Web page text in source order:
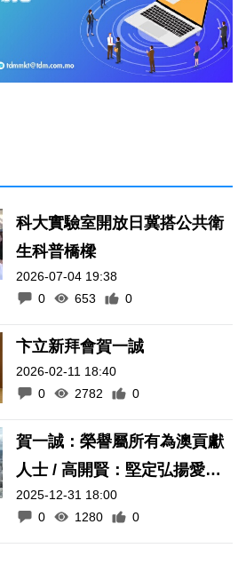
科大實驗室開放日冀搭公共衛
生科普橋樑
2026-07-04 19:38
0
653 0
卞立新拜會賀一誠
2026-02-11 18:40
0
2782 0
賀一誠：榮譽屬所有為澳貢獻
人士 / 高開賢：堅定弘揚愛國
愛澳核心價值
2025-12-31 18:00
0
1280 0